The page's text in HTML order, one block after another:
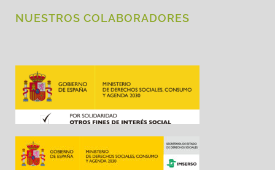
NUESTROS COLABORADORES